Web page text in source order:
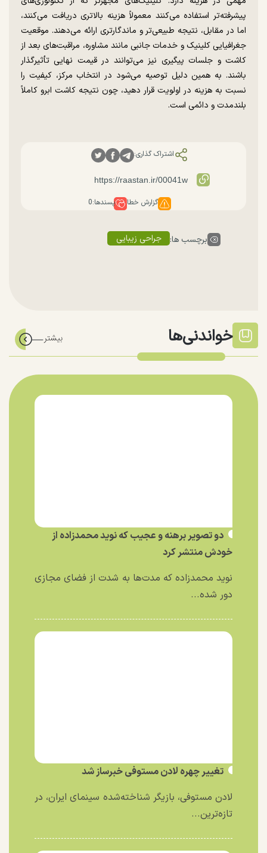
پیشرفته‌تر استفاده می‌کنند معمولاً هزینه بالاتری دریافت می‌کنند،
اما در مقابل، نتیجه طبیعی‌تر و ماندگارتری ارائه می‌دهند. موقعیت
جغرافیایی کلینیک و خدمات جانبی مانند مشاوره، مراقبت‌های بعد از
کاشت و جلسات پیگیری نیز می‌توانند در قیمت نهایی تأثیرگذار
باشند. به همین دلیل توصیه می‌شود در انتخاب مرکز، کیفیت را
نسبت به هزینه در اولویت قرار دهید، چون نتیجه کاشت ابرو کاملاً
بلندمدت و دائمی است.
اشتراک گذاری:
گزارش خطا پسندها:0
برچسب ها: جراحی زیبایی
خواندنی‌ها
دو تصویر برهنه و عجیب که نوید محمدزاده از
خودش منتشر کرد
نوید محمدزاده که مدت‌ها به شدت از فضای مجازی
دور شده...
تغییر چهره لادن مستوفی خبرساز شد
لادن مستوفی، بازیگر شناخته‌شده سینمای ایران، در
تازه‌ترین...